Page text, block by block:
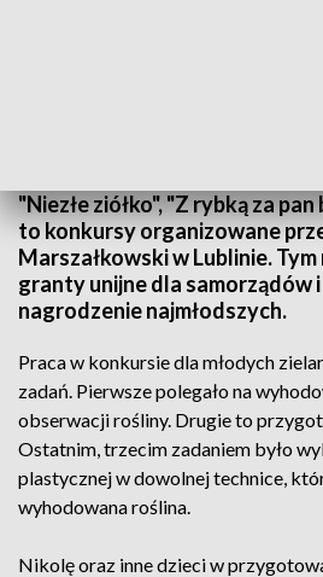
"Niezłe ziółko", "Z rybką za
to konkursy organizowane
Marszałkowski w Lublinie.
granty unijne dla samorządów
nagrodzenie najmłodszych.
Praca w konkursie dla młodych
zadań. Pierwsze polegało na
obserwacji rośliny. Drugie to
Ostatnim, trzecim zadaniem było
plastycznej w dowolnej technice,
wyhodowana roślina.
Nikolę oraz inne dzieci w